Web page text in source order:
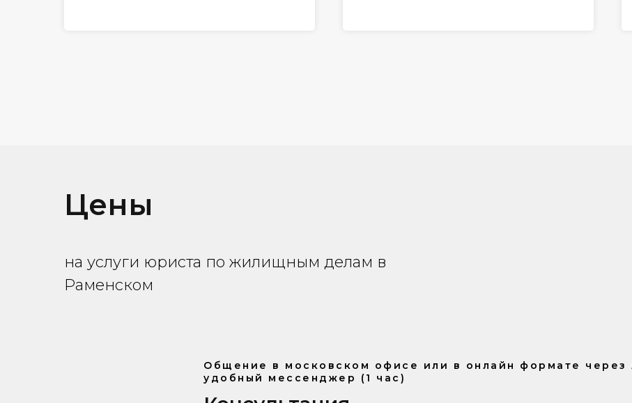
Цены
на услуги юриста по жилищным делам в
Раменском
Общение в московском офисе или в онлайн формате через
удобный мессенджер (1 час)